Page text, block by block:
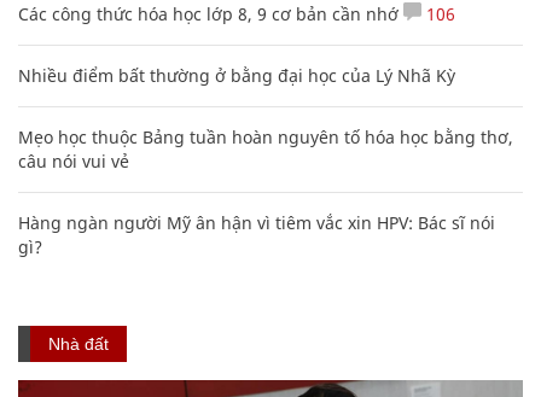
Các công thức hóa học lớp 8, 9 cơ bản cần nhớ 106
Nhiều điểm bất thường ở bằng đại học của Lý Nhã Kỳ
Mẹo học thuộc Bảng tuần hoàn nguyên tố hóa học bằng thơ,
câu nói vui vẻ
Hàng ngàn người Mỹ ân hận vì tiêm vắc xin HPV: Bác sĩ nói
gì?
Nhà đất